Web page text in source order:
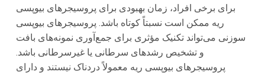
برای برخی افراد، زمان بهبودی برای پروسیجرهای بیوپسی
ریه ممکن است نسبتاً کوتاه باشد. پروسیجرهای بیوپسی
سوزنی می‌تواند تکنیک مؤثری برای جمع‌آوری نمونه‌های بافت
و تشخیص رشدهای سرطانی یا غیرسرطانی باشد.
پروسیجرهای بیوپسی ریه معمولاً دردناک نیستند و دارای